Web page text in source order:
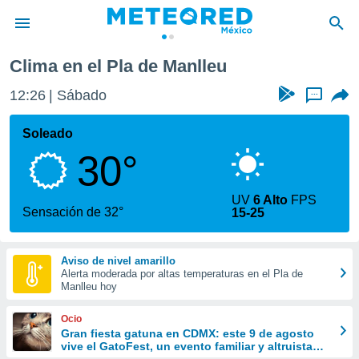
de
ha sido
calidad.
a este
las
y
forma
digital
basada
Clima en el Pla de Manlleu
12:26 Sábado ...
Soleado
30°
Sensación de 32°
UV6 Alto FPS
15-25
Aviso de nivel amarillo
Alerta moderada por altas temperaturas en el Pla de
Manlleu hoy
Ocio
Gran fiesta gatuna en CDMX: este 9 de agosto
vive el GatoFest, un evento familiar y altruista